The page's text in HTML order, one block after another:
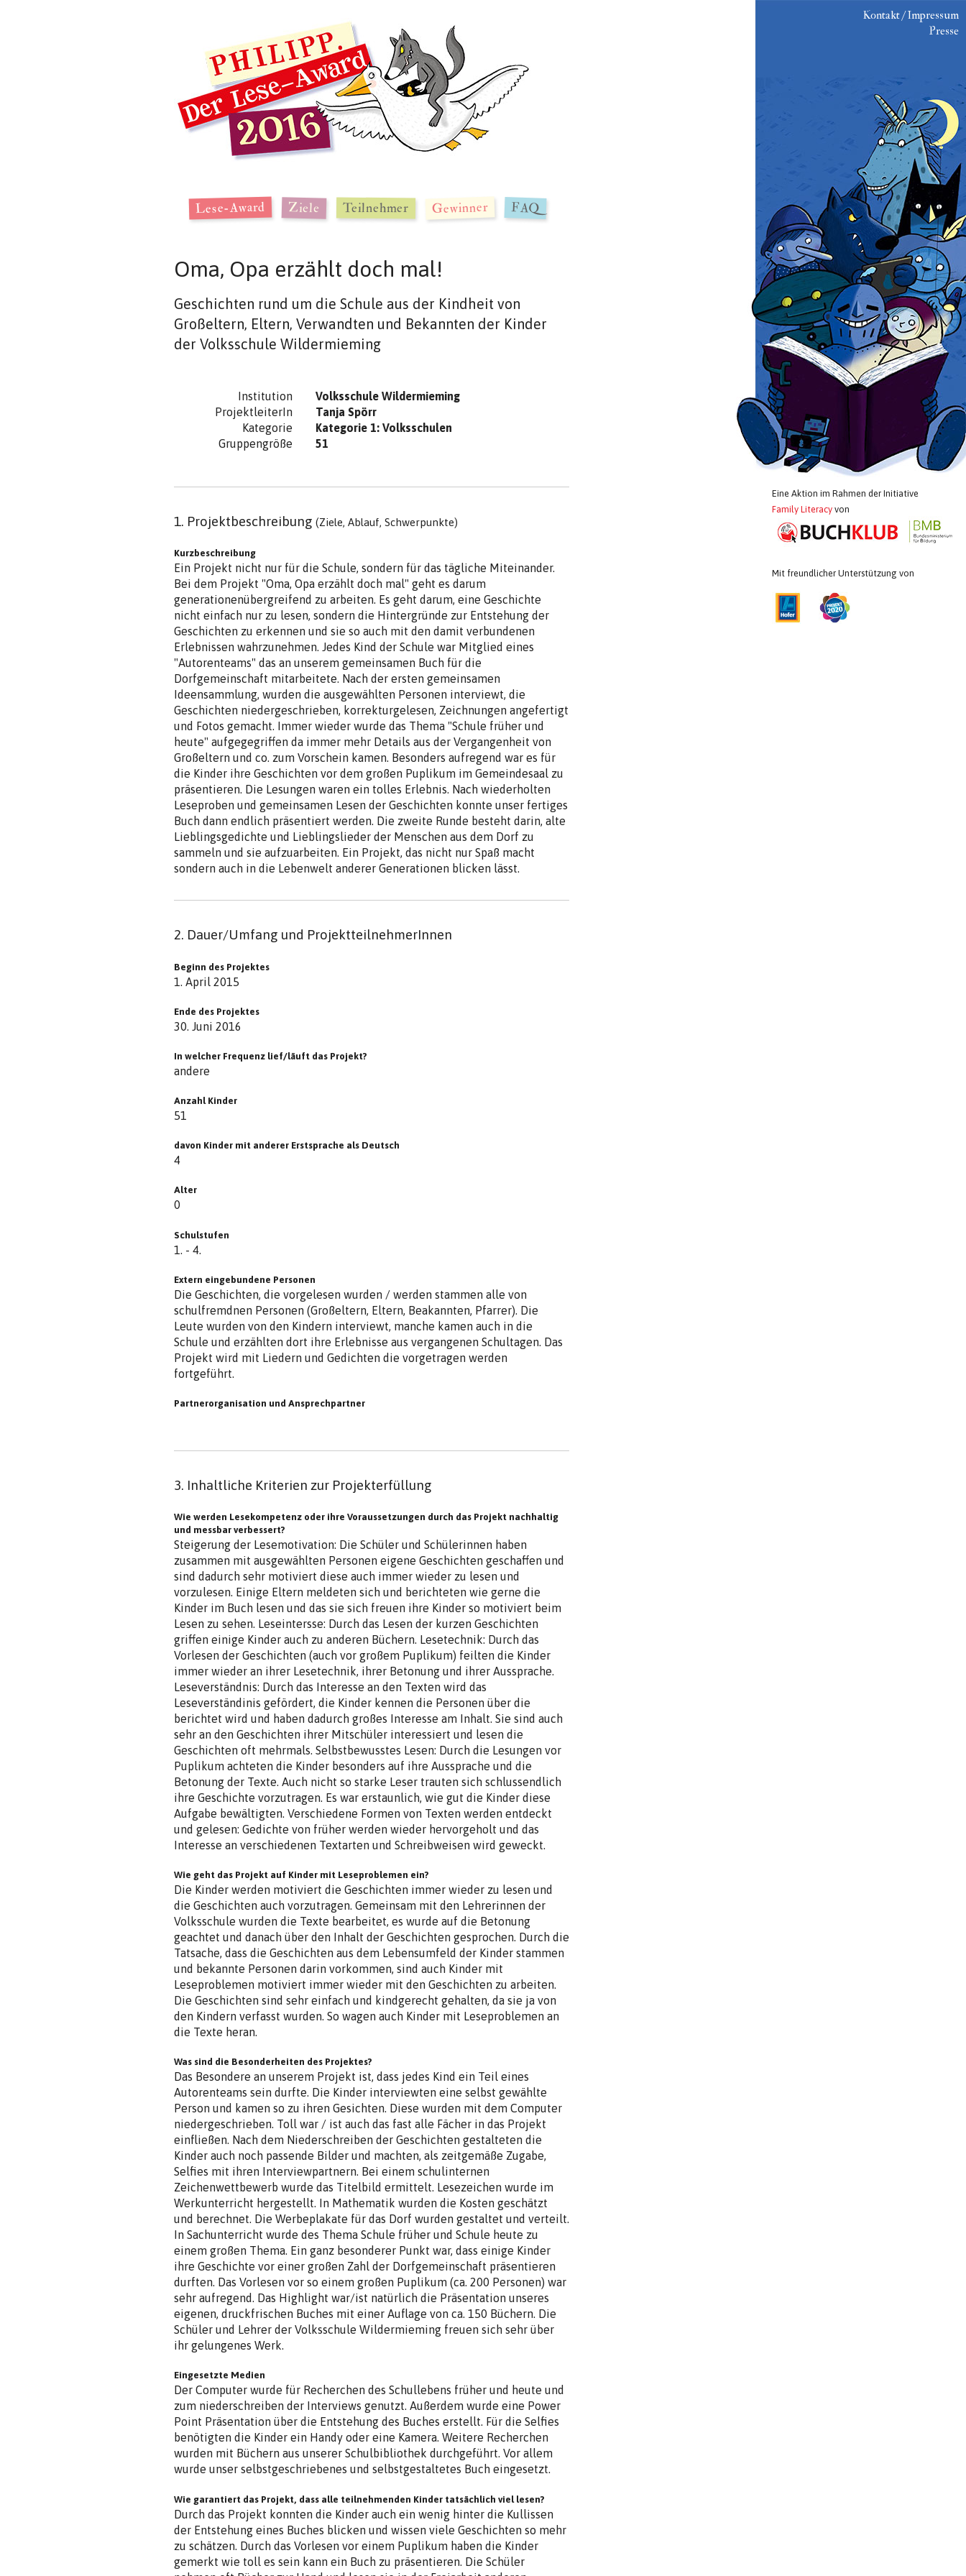
Lese-Award Ziele Teilnehmer Gewinner FAQ
Oma, Opa erzählt doch mal!
Geschichten rund um die Schule aus der Kindheit von
Großeltern, Eltern, Verwandten und Bekannten der Kinder
der Volksschule Wildermieming
Institution
Volksschule Wildermieming
ProjektleiterIn
Tanja Spörr
Kategorie
Kategorie 1: Volksschulen
Gruppengröße
51
1. Projektbeschreibung (Ziele, Ablauf, Schwerpunkte)
Kurzbeschreibung
Ein Projekt nicht nur für die Schule, sondern für das tägliche Miteinander.
Bei dem Projekt "Oma, Opa erzählt doch mal" geht es darum
generationenübergreifend zu arbeiten. Es geht darum, eine Geschichte
nicht einfach nur zu lesen, sondern die Hintergründe zur Entstehung der
Geschichten zu erkennen und sie so auch mit den damit verbundenen
Erlebnissen wahrzunehmen. Jedes Kind der Schule war Mitglied eines
"Autorenteams" das an unserem gemeinsamen Buch für die
Dorfgemeinschaft mitarbeitete. Nach der ersten gemeinsamen
Ideensammlung, wurden die ausgewählten Personen interviewt, die
Geschichten niedergeschrieben, korrekturgelesen, Zeichnungen angefertigt
und Fotos gemacht. Immer wieder wurde das Thema "Schule früher und
heute" aufgegegriffen da immer mehr Details aus der Vergangenheit von
Großeltern und co. zum Vorschein kamen. Besonders aufregend war es für
die Kinder ihre Geschichten vor dem großen Puplikum im Gemeindesaal zu
präsentieren. Die Lesungen waren ein tolles Erlebnis. Nach wiederholten
Leseproben und gemeinsamen Lesen der Geschichten konnte unser fertiges
Buch dann endlich präsentiert werden. Die zweite Runde besteht darin, alte
Lieblingsgedichte und Lieblingslieder der Menschen aus dem Dorf zu
sammeln und sie aufzuarbeiten. Ein Projekt, das nicht nur Spaß macht
sondern auch in die Lebenwelt anderer Generationen blicken lässt.
2. Dauer/Umfang und ProjektteilnehmerInnen
Beginn des Projektes
1. April 2015
Ende des Projektes
30. Juni 2016
In welcher Frequenz lief/läuft das Projekt?
andere
Anzahl Kinder
51
davon Kinder mit anderer Erstsprache als Deutsch
4
Alter
0
Schulstufen
1. - 4.
Extern eingebundene Personen
Die Geschichten, die vorgelesen wurden / werden stammen alle von
schulfremdnen Personen (Großeltern, Eltern, Beakannten, Pfarrer). Die
Leute wurden von den Kindern interviewt, manche kamen auch in die
Schule und erzählten dort ihre Erlebnisse aus vergangenen Schultagen. Das
Projekt wird mit Liedern und Gedichten die vorgetragen werden
fortgeführt.
Partnerorganisation und Ansprechpartner
3. Inhaltliche Kriterien zur Projekterfüllung
Wie werden Lesekompetenz oder ihre Voraussetzungen durch das Projekt nachhaltig
und messbar verbessert?
Steigerung der Lesemotivation: Die Schüler und Schülerinnen haben
zusammen mit ausgewählten Personen eigene Geschichten geschaffen und
sind dadurch sehr motiviert diese auch immer wieder zu lesen und
vorzulesen. Einige Eltern meldeten sich und berichteten wie gerne die
Kinder im Buch lesen und das sie sich freuen ihre Kinder so motiviert beim
Lesen zu sehen. Leseintersse: Durch das Lesen der kurzen Geschichten
griffen einige Kinder auch zu anderen Büchern. Lesetechnik: Durch das
Vorlesen der Geschichten (auch vor großem Puplikum) feilten die Kinder
immer wieder an ihrer Lesetechnik, ihrer Betonung und ihrer Aussprache.
Leseverständnis: Durch das Interesse an den Texten wird das
Leseverständinis gefördert, die Kinder kennen die Personen über die
berichtet wird und haben dadurch großes Interesse am Inhalt. Sie sind auch
sehr an den Geschichten ihrer Mitschüler interessiert und lesen die
Geschichten oft mehrmals. Selbstbewusstes Lesen: Durch die Lesungen vor
Puplikum achteten die Kinder besonders auf ihre Aussprache und die
Betonung der Texte. Auch nicht so starke Leser trauten sich schlussendlich
ihre Geschichte vorzutragen. Es war erstaunlich, wie gut die Kinder diese
Aufgabe bewältigten. Verschiedene Formen von Texten werden entdeckt
und gelesen: Gedichte von früher werden wieder hervorgeholt und das
Interesse an verschiedenen Textarten und Schreibweisen wird geweckt.
Wie geht das Projekt auf Kinder mit Leseproblemen ein?
Die Kinder werden motiviert die Geschichten immer wieder zu lesen und
die Geschichten auch vorzutragen. Gemeinsam mit den Lehrerinnen der
Volksschule wurden die Texte bearbeitet, es wurde auf die Betonung
geachtet und danach über den Inhalt der Geschichten gesprochen. Durch die
Tatsache, dass die Geschichten aus dem Lebensumfeld der Kinder stammen
und bekannte Personen darin vorkommen, sind auch Kinder mit
Leseproblemen motiviert immer wieder mit den Geschichten zu arbeiten.
Die Geschichten sind sehr einfach und kindgerecht gehalten, da sie ja von
den Kindern verfasst wurden. So wagen auch Kinder mit Leseproblemen an
die Texte heran.
Was sind die Besonderheiten des Projektes?
Das Besondere an unserem Projekt ist, dass jedes Kind ein Teil eines
Autorenteams sein durfte. Die Kinder interviewten eine selbst gewählte
Person und kamen so zu ihren Gesichten. Diese wurden mit dem Computer
niedergeschrieben. Toll war / ist auch das fast alle Fächer in das Projekt
einfließen. Nach dem Niederschreiben der Geschichten gestalteten die
Kinder auch noch passende Bilder und machten, als zeitgemäße Zugabe,
Selfies mit ihren Interviewpartnern. Bei einem schulinternen
Zeichenwettbewerb wurde das Titelbild ermittelt. Lesezeichen wurde im
Werkunterricht hergestellt. In Mathematik wurden die Kosten geschätzt
und berechnet. Die Werbeplakate für das Dorf wurden gestaltet und verteilt.
In Sachunterricht wurde des Thema Schule früher und Schule heute zu
einem großen Thema. Ein ganz besonderer Punkt war, dass einige Kinder
ihre Geschichte vor einer großen Zahl der Dorfgemeinschaft präsentieren
durften. Das Vorlesen vor so einem großen Puplikum (ca. 200 Personen) war
sehr aufregend. Das Highlight war/ist natürlich die Präsentation unseres
eigenen, druckfrischen Buches mit einer Auflage von ca. 150 Büchern. Die
Schüler und Lehrer der Volksschule Wildermieming freuen sich sehr über
ihr gelungenes Werk.
Eingesetzte Medien
Der Computer wurde für Recherchen des Schullebens früher und heute und
zum niederschreiben der Interviews genutzt. Außerdem wurde eine Power
Point Präsentation über die Entstehung des Buches erstellt. Für die Selfies
benötigten die Kinder ein Handy oder eine Kamera. Weitere Recherchen
wurden mit Büchern aus unserer Schulbibliothek durchgeführt. Vor allem
wurde unser selbstgeschriebenes und selbstgestaltetes Buch eingesetzt.
Wie garantiert das Projekt, dass alle teilnehmenden Kinder tatsächlich viel lesen?
Durch das Projekt konnten die Kinder auch ein wenig hinter die Kullissen
der Entstehung eines Buches blicken und wissen viele Geschichten so mehr
zu schätzen. Durch das Vorlesen vor einem Puplikum haben die Kinder
gemerkt wie toll es sein kann ein Buch zu präsentieren. Die Schüler
Kontakt / Impressum
Presse
Eine Aktion im Rahmen der Initiative
Family Literacy von
Mit freundlicher Unterstützung von